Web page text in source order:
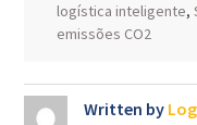
logística inteligente,
emissões CO2
Written by